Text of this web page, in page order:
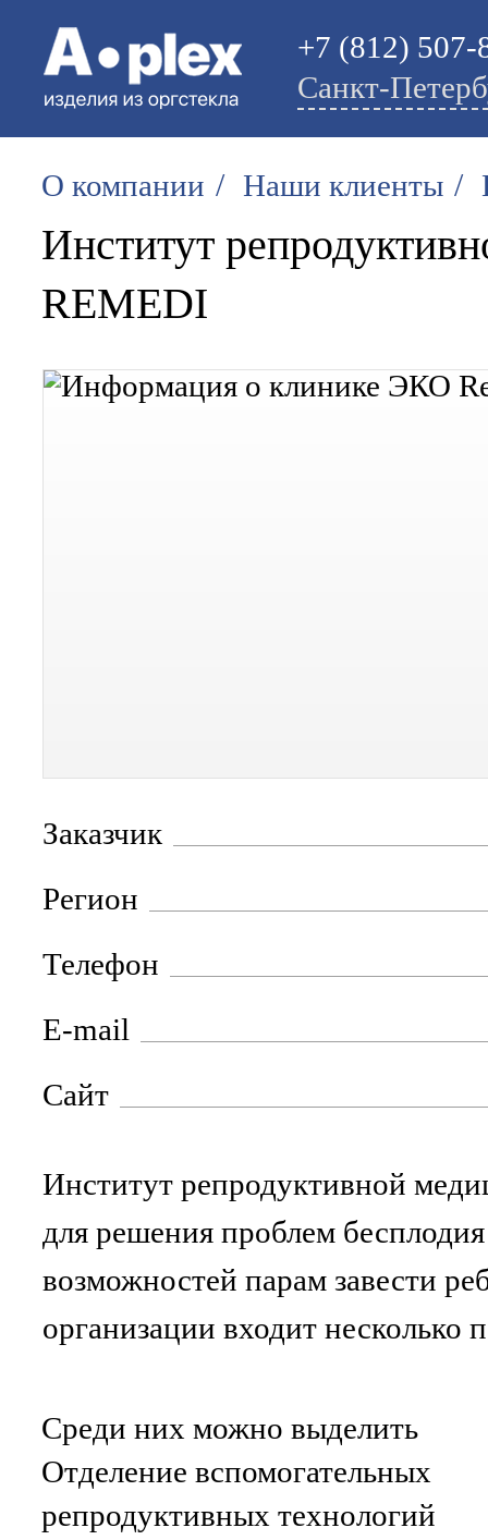
+7 (812) 507-
Санкт-
О компании / Наши клиенты /
Институт
REMEDI
Заказчик
Регион
Телефон
E-mail
Сайт
Институт репродуктивной
для решения проблем
возможностей парам завести
организации входит несколько
Среди них можно выделить
Отделение вспомогательных
репродуктивных технологий